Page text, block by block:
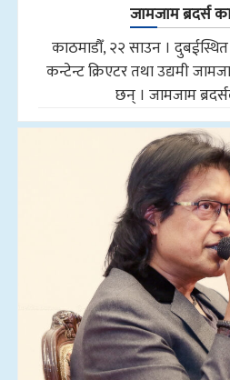
जामजाम ब्रदर्स
काठमाडौँ, २२ साउन ।
कन्टेन्ट क्रिएटर तथा उद्यमी
छन् । जामजाम